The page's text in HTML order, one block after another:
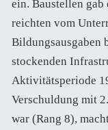
ein. Baustellen
reichten vom
Bildungsausgaben
stockenden
Aktivitätsperiode
Verschuldung mit
war (Rang 8),